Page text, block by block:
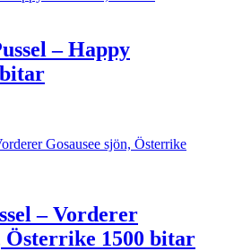
– Happy
bitar
– Vorderer
Österrike 1500 bitar